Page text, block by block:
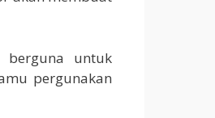
berguna untuk
pergunakan